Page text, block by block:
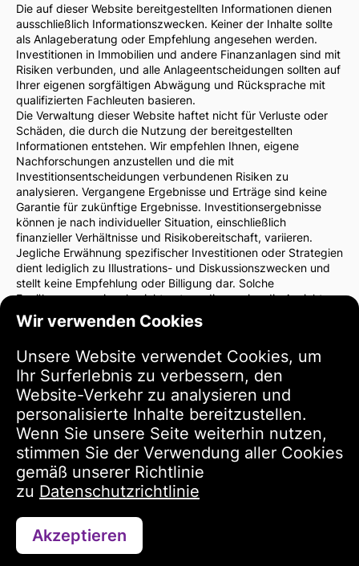
Wir verwenden Cookies
Unsere Website verwendet Cookies, um
Ihr Surferlebnis zu verbessern, den
Website-Verkehr zu analysieren und
personalisierte Inhalte bereitzustellen.
Wenn Sie unsere Seite weiterhin nutzen,
stimmen Sie der Verwendung aller Cookies
gemäß unserer Richtlinie
zu Datenschutzrichtlinie
Akzeptieren
Kontaktieren Sie uns über WhatsApp
Die auf dieser Website bereitgestellten Informationen dienen
ausschließlich Informationszwecken. Keiner der Inhalte sollte
als Anlageberatung oder Empfehlung angesehen werden.
Investitionen in Immobilien und andere Finanzanlagen sind mit
Risiken verbunden, und alle Anlageentscheidungen sollten auf
Ihrer eigenen sorgfältigen Abwägung und Rücksprache mit
qualifizierten Fachleuten basieren.
Die Verwaltung dieser Website haftet nicht für Verluste oder
Schäden, die durch die Nutzung der bereitgestellten
Informationen entstehen. Wir empfehlen Ihnen, eigene
Nachforschungen anzustellen und die mit
Investitionsentscheidungen verbundenen Risiken zu
analysieren. Vergangene Ergebnisse und Erträge sind keine
Garantie für zukünftige Ergebnisse. Investitionsergebnisse
können je nach individueller Situation, einschließlich
finanzieller Verhältnisse und Risikobereitschaft, variieren.
Jegliche Erwähnung spezifischer Investitionen oder Strategien
dient lediglich zu Illustrations- und Diskussionszwecken und
stellt keine Empfehlung oder Billigung dar. Solche
Erwähnungen spiegeln nicht notwendigerweise die Ansichten
der Website-Verwaltung wider.
Wir empfehlen dringend, vor Investitionsentscheidungen einen
allein verantwortlich für Ihre Investitionsentscheidungen und
die damit verbundenen Risiken.
Durch die Nutzung dieser Website stimmen Sie zu, dass die
Verwaltung der Website nicht für direkte oder indirekte
Verluste oder Schäden haftet, die sich aus der Nutzung der
bereitgestellten Informationen ergeben.
Bitte seien Sie vorsichtig und umsichtig bei
Investitionsentscheidungen.
Nutzungsbedingungen